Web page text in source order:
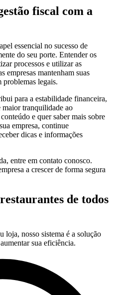
fiscal com a
essencial no sucesso de
do seu porte. Entender os
processos e utilizar as
empresas mantenham suas
problemas legais.
para a estabilidade financeira,
tranquilidade ao
e quer saber mais sobre
empresa, continue
dicas e informações
entre em contato conosco.
a crescer de forma segura
de todos
loja, nosso sistema é a solução
sua eficiência.